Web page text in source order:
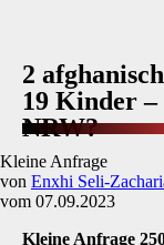
2
19 Kinder
NRW?
Kleine Anfrage
von Enxhi Seli-
vom 07.09.2023
Kleine Anfrage